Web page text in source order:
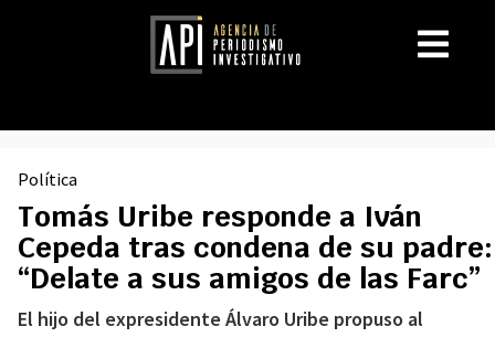
Política
Tomás Uribe responde a Iván
Cepeda tras condena de su padre:
“Delate a sus amigos de las Farc”
El hijo del expresidente Álvaro Uribe propuso al